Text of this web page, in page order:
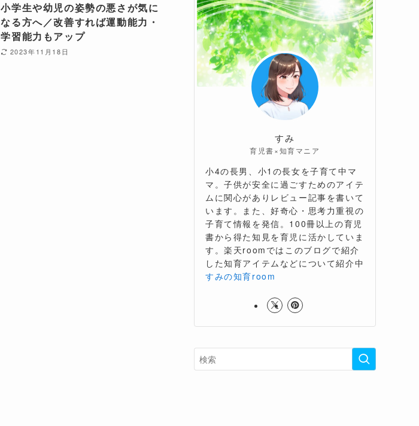
小学生や幼児の姿勢の悪さが気に
なる方へ／改善すれば運動能力・
学習能力もアップ
2023年11月18日
すみ
育児書×知育マニア
小4の長男、小1の長女を子育て中マ
マ。子供が安全に過ごすためのアイテ
ムに関心がありレビュー記事を書いて
います。また、好奇心・思考力重視の
子育て情報を発信。100冊以上の育児
書から得た知見を育児に活かしていま
す。楽天roomではこのブログで紹介
した知育アイテムなどについて紹介中
すみの知育room